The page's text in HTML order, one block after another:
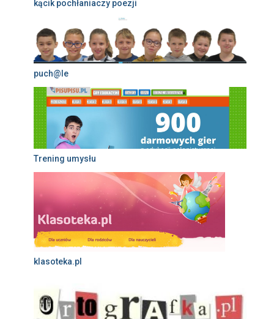
kącik pochłaniaczy poezji
puch@le
Trening umysłu
klasoteka.pl